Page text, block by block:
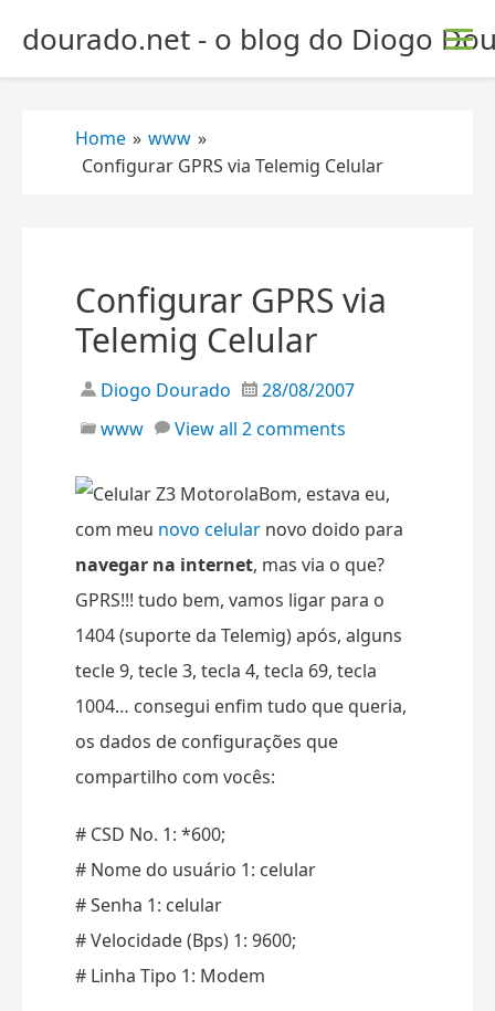
dourado.net - o blog do Diogo
Home » www »
Configurar GPRS via Telemig Celular
Configurar GPRS via
Telemig Celular
Diogo Dourado
28/08/2007
www
View all 2 comments
Bom, estava eu,
com meu novo celular novo doido para
navegar na internet, mas via o que?
GPRS!!! tudo bem, vamos ligar para o
1404 (suporte da Telemig) após, alguns
tecle 9, tecle 3, tecla 4, tecla 69, tecla
1004… consegui enfim tudo que queria,
os dados de configurações que
compartilho com vocês:
# CSD No. 1: *600;
# Nome do usuário 1: celular
# Senha 1: celular
# Velocidade (Bps) 1: 9600;
# Linha Tipo 1: Modem